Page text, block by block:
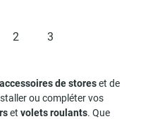
2 3
accessoires de storeset de
ou compléter vos
et volets roulants. Que